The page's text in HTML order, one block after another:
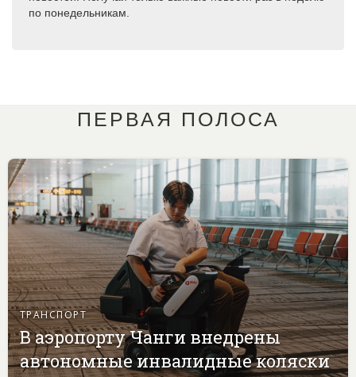
по понедельникам.
ПЕРВАЯ ПОЛОСА
ТРАНСПОРТ
В аэропорту Чанги внедрены
автономные инвалидные коляски